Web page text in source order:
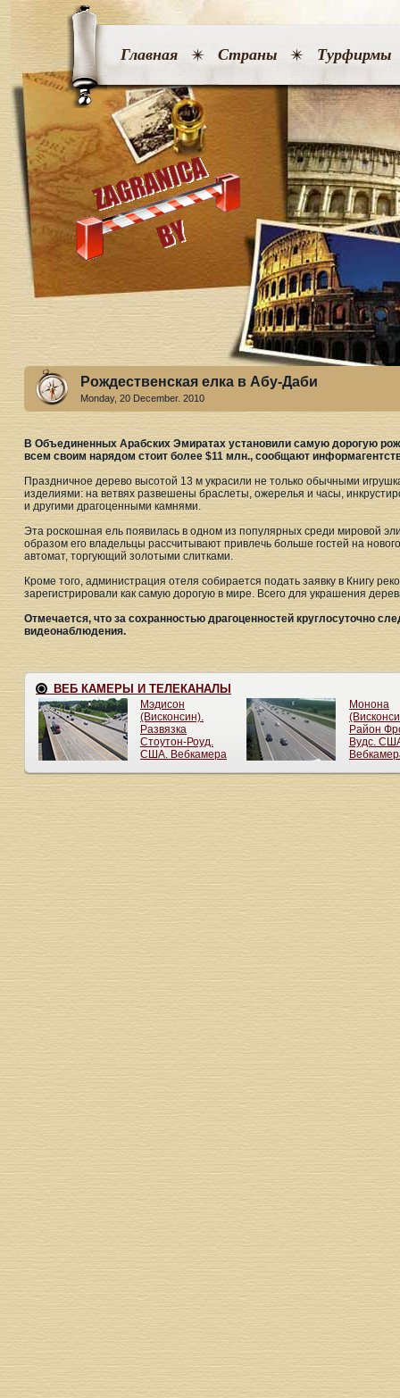
Главная Страны Турфирмы
Рождественская елка в Абу-Даби
Monday, 20 December. 2010
В Объединенных Арабских Эмиратах установили самую дорогую
всем своим нарядом стоит более $11 млн., сообщают
Праздничное дерево высотой 13 м украсили не только обычными
изделиями: на ветвях развешены браслеты, ожерелья и часы,
и другими драгоценными камнями.
Эта роскошная ель появилась в одном из популярных среди мировой
образом его владельцы рассчитывают привлечь больше гостей на
автомат, торгующий золотыми слитками.
Кроме того, администрация отеля собирается подать заявку в Книгу
зарегистрировали как самую дорогую в мире. Всего для украшения
Отмечается, что за сохранностью драгоценностей круглосуточно
видеонаблюдения.